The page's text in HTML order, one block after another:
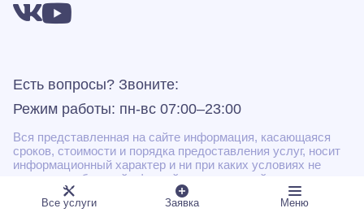
Есть вопросы? Звоните:
Режим работы: пн-вс 07:00–23:00
Вся представленная на сайте информация, касающаяся
сроков, стоимости и порядка предоставления услуг, носит
информационный характер и ни при каких условиях не
является публичной офертой, определяемой положениями
Статьи 437(2) Гражданского кодекса РФ.
Все услуги Заявка Меню